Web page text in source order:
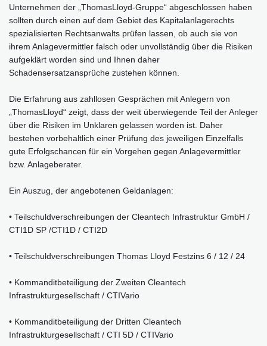
Unternehmen der „ThomasLloyd-Gruppe“ abgeschlossen haben
sollten durch einen auf dem Gebiet des Kapitalanlagerechts
spezialisierten Rechtsanwalts prüfen lassen, ob auch sie von
ihrem Anlagevermittler falsch oder unvollständig über die Risiken
aufgeklärt worden sind und Ihnen daher
Schadensersatzansprüche zustehen können.
Die Erfahrung aus zahllosen Gesprächen mit Anlegern von
„ThomasLloyd“ zeigt, dass der weit überwiegende Teil der Anleger
über die Risiken im Unklaren gelassen worden ist. Daher
bestehen vorbehaltlich einer Prüfung des jeweiligen Einzelfalls
gute Erfolgschancen für ein Vorgehen gegen Anlagevermittler
bzw. Anlageberater.
Ein Auszug, der angebotenen Geldanlagen:
• Teilschuldverschreibungen der Cleantech Infrastruktur GmbH /
CTI1D SP /CTI1D / CTI2D
• Teilschuldverschreibungen Thomas Lloyd Festzins 6 / 12 / 24
• Kommanditbeteiligung der Zweiten Cleantech
Infrastrukturgesellschaft / CTIVario
• Kommanditbeteiligung der Dritten Cleantech
Infrastrukturgesellschaft / CTI 5D / CTIVario